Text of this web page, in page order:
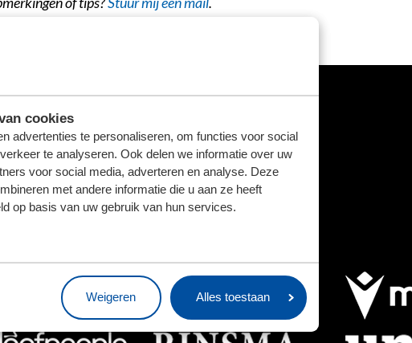
cookies
advertenties te personaliseren, om functies voor social
te analyseren. Ook delen we informatie over uw
voor social media, adverteren en analyse. Deze
met andere informatie die u aan ze heeft
op basis van uw gebruik van hun services.
Weigeren Alles toestaan